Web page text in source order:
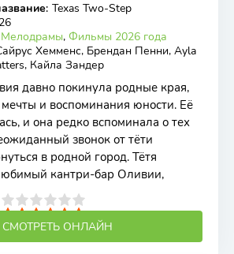
DL : Texas Two-Step
Мелодрамы, Фильмы 2026 года
Хемменс, Брендан Пенни, Ayla
Кайла Зандер
давно покинула родные края,
мечты и воспоминания юности. Её
и она редко вспоминала о тех
звонок от тёти
в родной город. Тётя
кантри-бар Оливии,
СМОТРЕТЬ ОНЛАЙН